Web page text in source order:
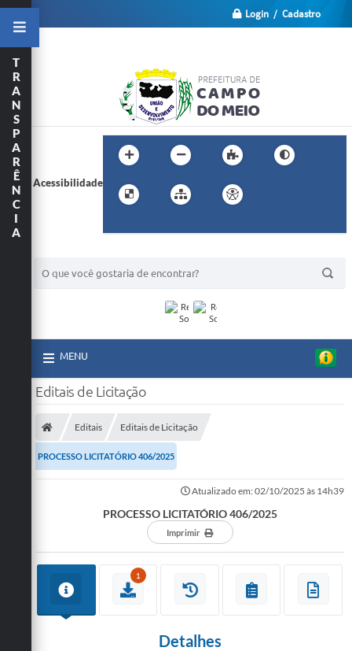
Login / Cadastro
Acessibilidade
MENU
T
R
A
N
S
P
A
R
Ê
N
C
I
A
Editais de Licitação
Editais Editais de Licitação
PROCESSO LICITATÓRIO 406/2025
Atualizado em: 02/10/2025 às 14h39
PROCESSO LICITATÓRIO 406/2025
Imprimir
1
Detalhes